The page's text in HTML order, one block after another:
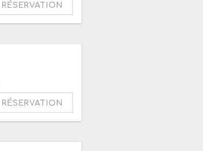
RÉSERVATION
RÉSERVATION